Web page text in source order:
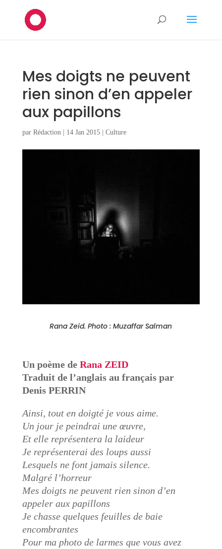
Mes doigts ne peuvent
rien sinon d’en appeler
aux papillons
par Rédaction| 14 Jan 2015| Culture
Rana Zeid. Photo : Muzaffar Salman
Un poème de Rana ZEID
Traduit de l’anglais au français par
Denis PERRIN
Ainsi, tout en doigté je vous aime.
Un jour je peindrai une œuvre,
Et elle représentera la laideur
Je représenterai des loups aussi
Lesquels ne font jamais silence.
Malgré l’horreur
Mes doigts ne peuvent rien sinon d’en
appeler aux papillons
Je chasse quelques feuilles de baie
encombrantes
Pour ma photo de larmes que vous avez